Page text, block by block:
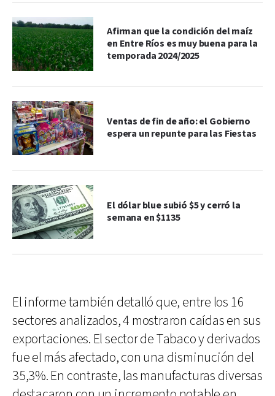
Afirman que la condición del maíz
en Entre Ríos es muy buena para la
temporada 2024/2025
Ventas de fin de año: el Gobierno
espera un repunte para las Fiestas
El dólar blue subió $5 y cerró la
semana en $1135
El informe también detalló que, entre los 16
sectores analizados, 4 mostraron caídas en sus
exportaciones. El sector de Tabaco y derivados
fue el más afectado, con una disminución del
35,3%. En contraste, las manufacturas diversas